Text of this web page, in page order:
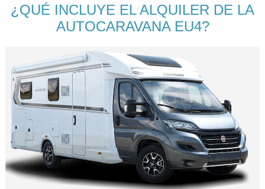
¿QUÉ INCLUYE EL ALQUILER DE LA
AUTOCARAVANA EU4?